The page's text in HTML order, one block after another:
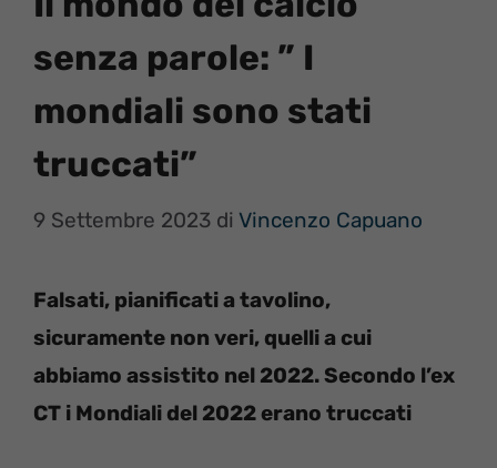
senza parole: ” I
mondiali sono stati
truccati”
9 Settembre 2023 di Vincenzo Capuano
Falsati, pianificati a tavolino,
sicuramente non veri, quelli a cui
abbiamo assistito nel 2022. Secondo l’ex
CT i Mondiali del 2022 erano truccati